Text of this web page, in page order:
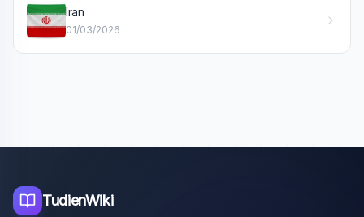
Iran
01/03/2026
TudienWiki
Tôi là trợ lý AI của TuDienWiki. Hãy hỏi tôi bất kỳ điều gì
🪐 Sao Mộc là gì?